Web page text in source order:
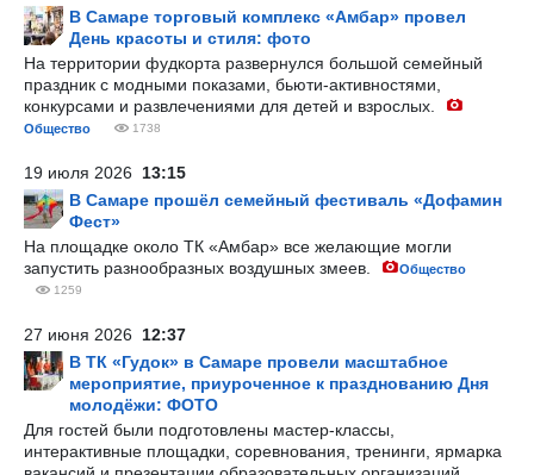
В Самаре торговый комплекс «Амбар» провел
День красоты и стиля: фото
На территории фудкорта развернулся большой семейный
праздник с модными показами, бьюти-активностями,
конкурсами и развлечениями для детей и взрослых.
Общество 1738
19 июля 2026 13:15
В Самаре прошёл семейный фестиваль «Дофамин
Фест»
На площадке около ТК «Амбар» все желающие могли
запустить разнообразных воздушных змеев.
Общество
1259
27 июня 2026 12:37
В ТК «Гудок» в Самаре провели масштабное
мероприятие, приуроченное к празднованию Дня
молодёжи: ФОТО
Для гостей были подготовлены мастер-классы,
интерактивные площадки, соревнования, тренинги, ярмарка